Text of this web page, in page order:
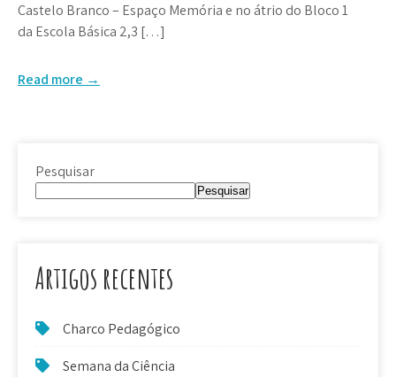
Castelo Branco – Espaço Memória e no átrio do Bloco 1
da Escola Básica 2,3 […]
Read more →
Pesquisar
Pesquisar
Artigos recentes
Charco Pedagógico
Semana da Ciência